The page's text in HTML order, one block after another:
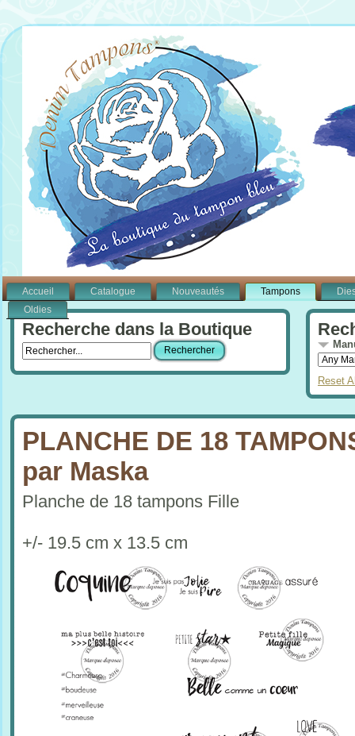
Accueil Catalogue Nouveautés Tampons
Oldies
Recherche dans la Boutique
Reset
PLANCHE DE 18
par Maska
Planche de 18 tampons Fille
+/- 19.5 cm x 13.5 cm